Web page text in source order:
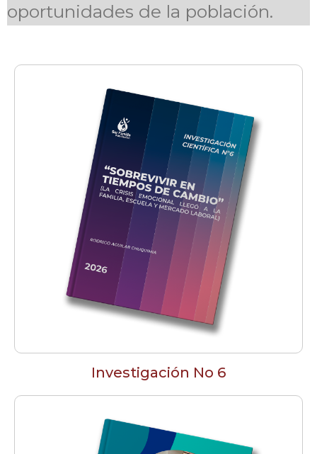
oportunidades de la población.
Investigación No 6